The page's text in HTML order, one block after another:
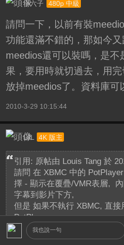
小六子 480p 中級
請問一下，以前有裝
功能還滿不錯的，那如今
meedios還可以裝嗎，是不
果，要用時就切過去，用
放掉meedios了。資料庫可
2010-3-29 10:15:44
LJL 4K 版主
引用: 原帖由 Louis Tang於
請問 在 XBMC 中的
擇 - 顯示在覆疊/VMR表層, 內
字幕到影片下方,
但是 如果不執行 XBMC, 直接
PotPlayer
撥放, 是可以將字幕調整到影
我也說一句